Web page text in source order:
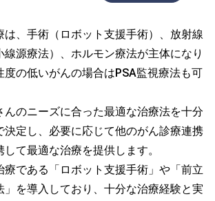
は、手術（ロボット支援手術）、放射線
源療法）、ホルモン療法が主体になり
度の低いがんの場合はPSA監視療法も可
んのニーズに合った最適な治療法を十分
決定し、必要に応じて他のがん診療連携
て最適な治療を提供します。
療である「ロボット支援手術」や「前立
」を導入しており、十分な治療経験と実